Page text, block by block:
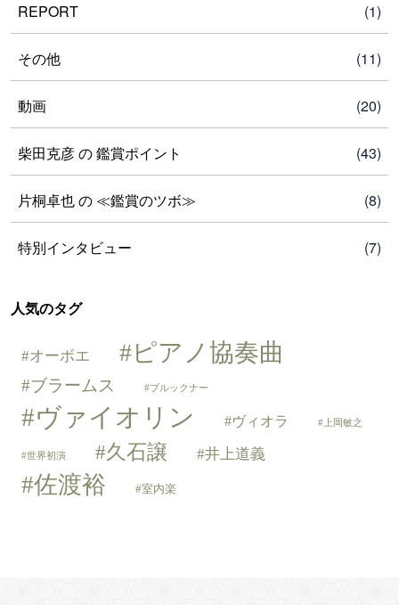
REPORT (1)
その他 (11)
動画 (20)
柴田克彦 の 鑑賞ポイント (43)
片桐卓也 の ≪鑑賞のツボ≫ (8)
特別インタビュー (7)
人気のタグ
オーボエ ピアノ協奏曲
ブラームス ブルックナー
ヴァイオリン ヴィオラ 上岡敏之
世界初演 久石譲 井上道義
佐渡裕 室内楽